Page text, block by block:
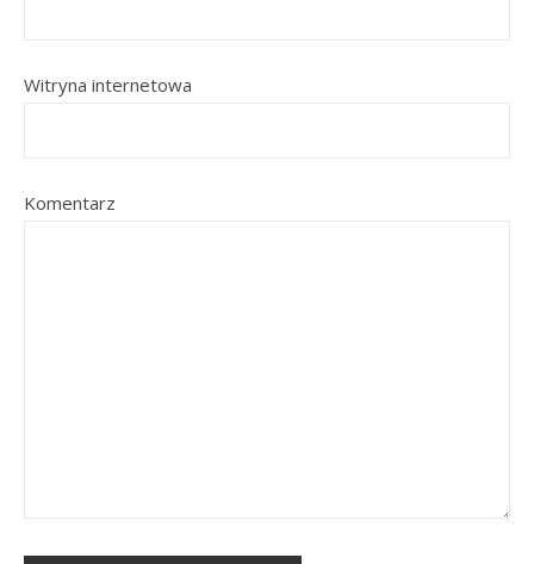
Witryna internetowa
Komentarz